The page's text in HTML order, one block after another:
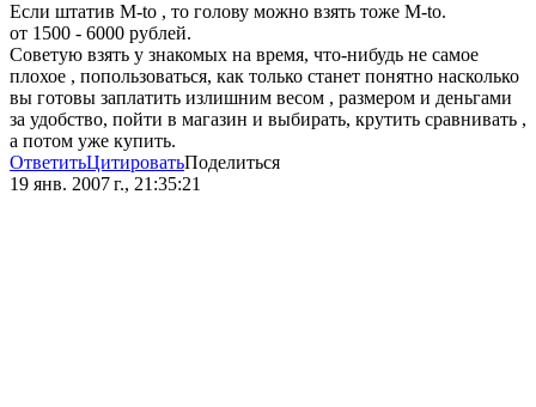
Если штатив M-to , то голову можно взять тоже M-to.
от 1500 - 6000 рублей.
Советую взять у знакомых на время, что-нибудь не самое
плохое , попользоваться, как только станет понятно насколько
вы готовы заплатить излишним весом , размером и деньгами
за удобство, пойти в магазин и выбирать, крутить сравнивать ,
а потом уже купить.
ОтветитьЦитироватьПоделиться
19 янв. 2007 г., 21:35:21